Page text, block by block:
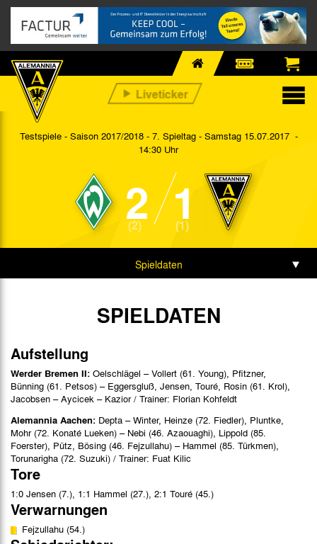
Testspiele - Saison 2017/2018 - 7. Spieltag - Samstag 15.07.2017 -
14:30 Uhr
2
(2) 1
(1)
Spieldaten
SPIELDATEN
Aufstellung
Werder Bremen II: Oelschlägel – Vollert (61. Young), Pfitzner,
Bünning (61. Petsos) – Eggersgluß, Jensen, Touré, Rosin (61. Krol),
Jacobsen – Aycicek – Kazior / Trainer: Florian Kohfeldt
Alemannia Aachen: Depta – Winter, Heinze (72. Fiedler), Pluntke,
Mohr (72. Konaté Lueken) – Nebi (46. Azaouaghi), Lippold (85.
Foerster), Pütz, Bösing (46. Fejzullahu) – Hammel (85. Türkmen),
Torunarigha (72. Suzuki) / Trainer: Fuat Kilic
Tore
1:0 Jensen (7.), 1:1 Hammel (27.), 2:1 Touré (45.)
Verwarnungen
Fejzullahu (54.)